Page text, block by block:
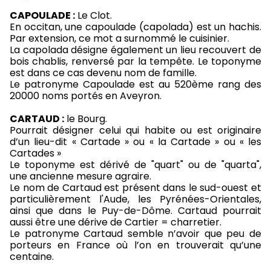
CAPOULADE : Le Clot.
En occitan, une capoulade (capolada) est un hachis.
Par extension, ce mot a surnommé le cuisinier.
La capolada désigne également un lieu recouvert de
bois chablis, renversé par la tempête. Le toponyme
est dans ce cas devenu nom de famille.
Le patronyme Capoulade est au 520ème rang des
20000 noms portés en Aveyron.
CARTAUD : le Bourg.
Pourrait désigner celui qui habite ou est originaire
d’un lieu-dit « Cartade » ou « la Cartade » ou « les
Cartades »
Le toponyme est dérivé de "quart" ou de "quarta",
une ancienne mesure agraire.
Le nom de Cartaud est présent dans le sud-ouest et
particulièrement l'Aude, les Pyrénées-Orientales,
ainsi que dans le Puy-de-Dôme. Cartaud pourrait
aussi être une dérive de Cartier = charretier.
Le patronyme Cartaud semble n’avoir que peu de
porteurs en France où l’on en trouverait qu’une
centaine.